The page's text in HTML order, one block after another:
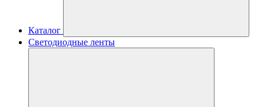
Каталог
Светодиодные ленты